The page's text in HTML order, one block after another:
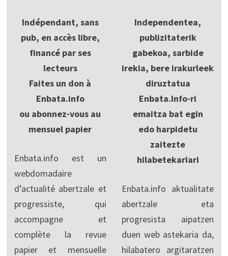
Indépendant, sans
pub, en accès libre,
financé par ses
lecteurs
Faites un don à
Enbata.info
ou abonnez-vous au
mensuel papier
Enbata.info est un
webdomadaire
d’actualité abertzale et
progressiste, qui
accompagne et
complète la revue
papier et mensuelle
Independentea,
publizitaterik
gabekoa, sarbide
irekia, bere irakurleek
diruztatua
Enbata.Info-ri
emaitza bat egin
edo harpidetu
zaitezte
hilabetekariari
Enbata.info aktualitate
abertzale eta
progresista aipatzen
duen web astekaria da,
hilabatero argitaratzen